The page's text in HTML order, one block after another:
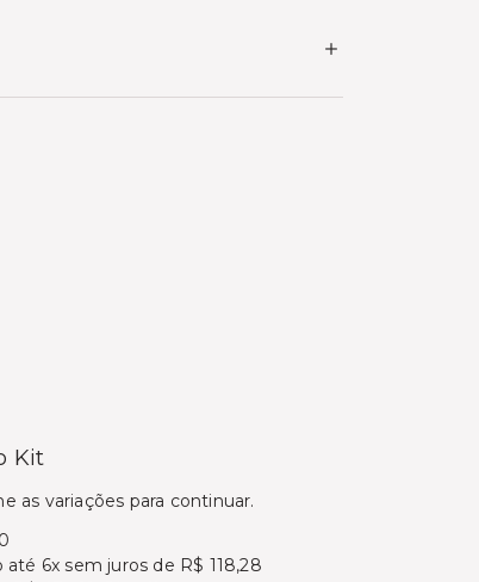
Kit
as variações para continuar.
até 6x sem juros de R$ 118,28